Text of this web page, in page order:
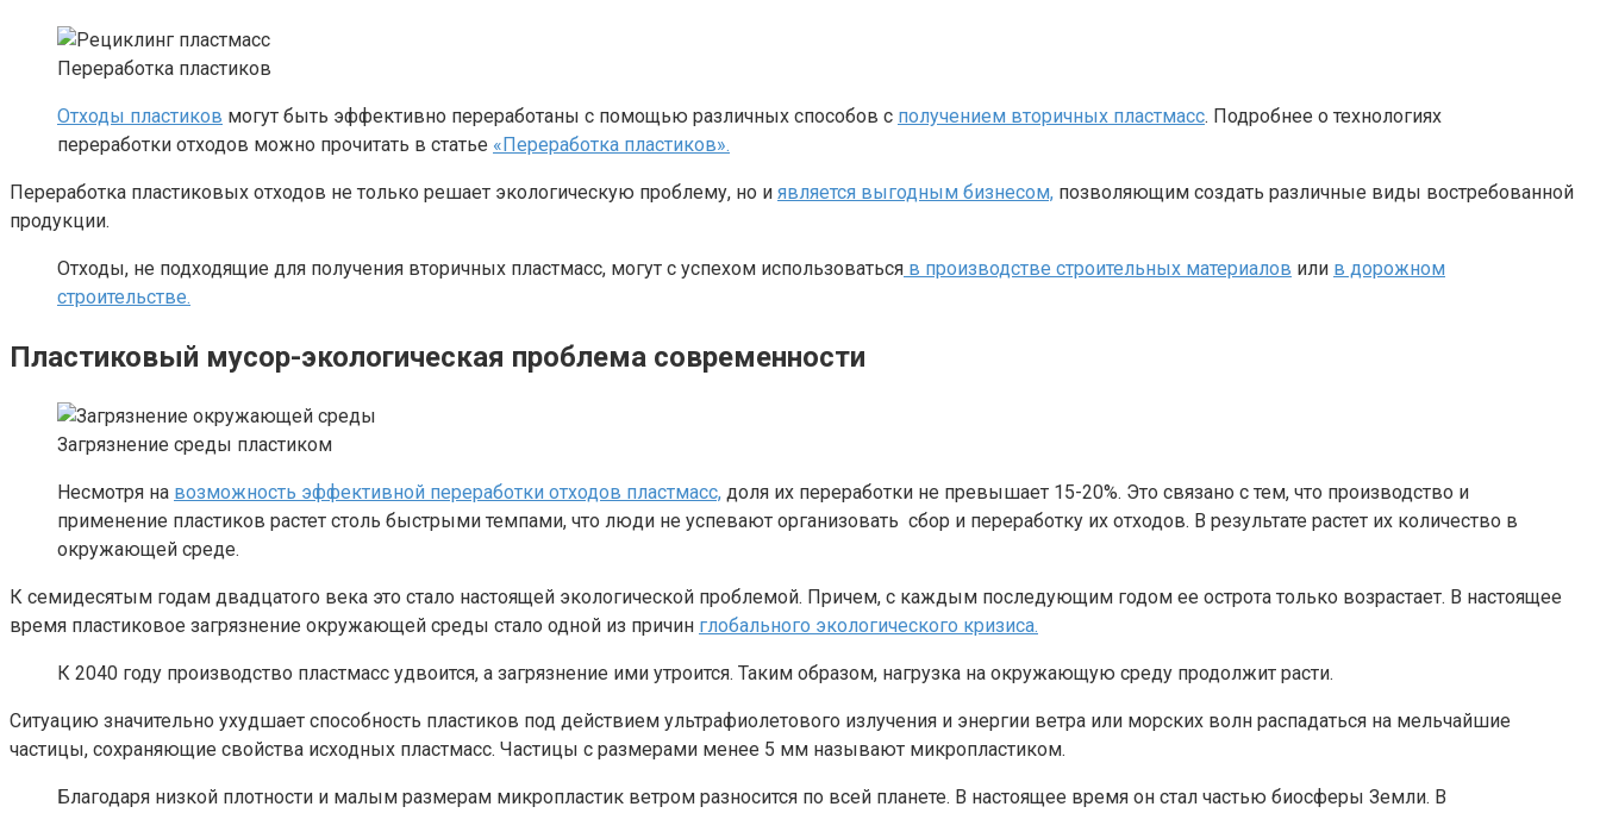
Переработка пластиков
Отходы пластиков могут быть эффективно переработаны с помощью различных способов с получением вторичных пластмасс. Подробнее о технологиях
переработки отходов можно прочитать в статье «Переработка пластиков».
Переработка пластиковых отходов не только решает экологическую проблему, но и является выгодным бизнесом, позволяющим создать различные виды востребованной
продукции.
Отходы, не подходящие для получения вторичных пластмасс, могут с успехом использоваться в производстве строительных материалов или в дорожном
строительстве.
Пластиковый мусор-экологическая проблема современности
Загрязнение среды пластиком
Несмотря на возможность эффективной переработки отходов пластмасс, доля их переработки не превышает 15-20%. Это связано с тем, что производство и
применение пластиков растет столь быстрыми темпами, что люди не успевают организовать сбор и переработку их отходов. В результате растет их количество в
окружающей среде.
К семидесятым годам двадцатого века это стало настоящей экологической проблемой. Причем, с каждым последующим годом ее острота только возрастает. В настоящее
время пластиковое загрязнение окружающей среды стало одной из причин глобального экологического кризиса.
К 2040 году производство пластмасс удвоится, а загрязнение ими утроится. Таким образом, нагрузка на окружающую среду продолжит расти.
Ситуацию значительно ухудшает способность пластиков под действием ультрафиолетового излучения и энергии ветра или морских волн распадаться на мельчайшие
частицы, сохраняющие свойства исходных пластмасс. Частицы с размерами менее 5 мм называют микропластиком.
Благодаря низкой плотности и малым размерам микропластик ветром разносится по всей планете. В настоящее время он стал частью биосферы Земли. В